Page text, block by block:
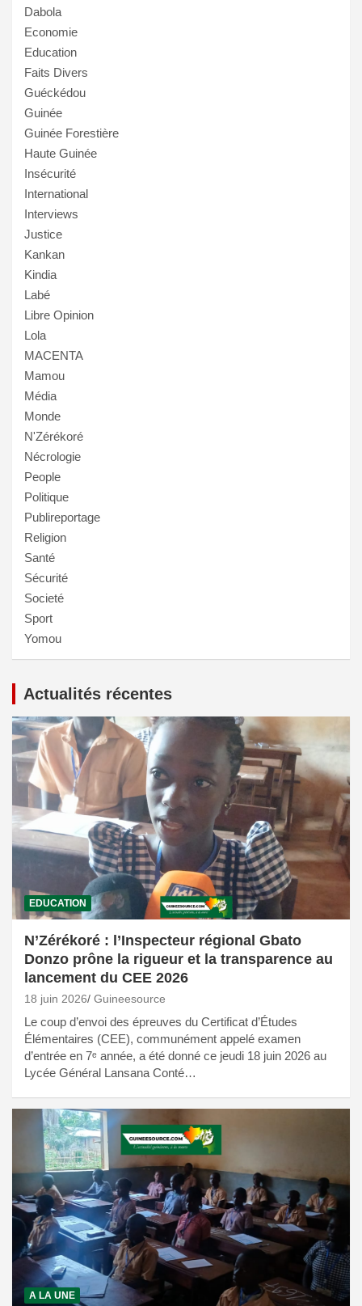
Dabola
Economie
Education
Faits Divers
Guéckédou
Guinée
Guinée Forestière
Haute Guinée
Insécurité
International
Interviews
Justice
Kankan
Kindia
Labé
Libre Opinion
Lola
MACENTA
Mamou
Média
Monde
N'Zérékoré
Nécrologie
People
Politique
Publireportage
Religion
Santé
Sécurité
Societé
Sport
Yomou
Actualités récentes
EDUCATION
N’Zérékoré : l’Inspecteur régional Gbato
Donzo prône la rigueur et la transparence au
lancement du CEE 2026
18 juin 2026 Guineesource
Le coup d’envoi des épreuves du Certificat d’Études
Élémentaires (CEE), communément appelé examen
d’entrée en 7ᵉ année, a été donné ce jeudi 18 juin 2026 au
Lycée Général Lansana Conté…
A LA UNE